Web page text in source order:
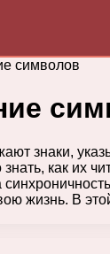
символов
знаки,
как их
жизнь. В